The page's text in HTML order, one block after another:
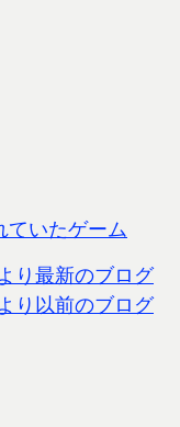
ていたゲーム
り最新のブログ
り以前のブログ